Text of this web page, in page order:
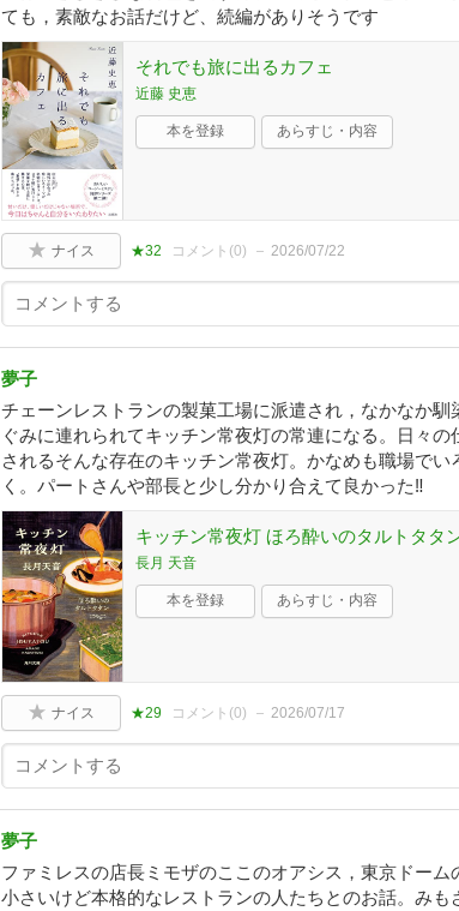
ても，素敵なお話だけど、続編がありそうです
それでも旅に出るカフェ
近藤 史恵
本を登録 あらすじ・内容
ナイス ★32 コメント(0) 2026/07/22
夢子
チェーンレストランの製菓工場に派遣され，なかなか
ぐみに連れられてキッチン常夜灯の常連になる。日々
されるそんな存在のキッチン常夜灯。かなめも職場で
く。パートさんや部長と少し分かり合えて良かった‼️
キッチン常夜灯 ほろ酔いのタルトタタ
長月 天音
本を登録 あらすじ・内容
ナイス ★29 コメント(0) 2026/07/17
夢子
ファミレスの店長ミモザのここのオアシス，東京ドー
小さいけど本格的なレストランの人たちとのお話。みも